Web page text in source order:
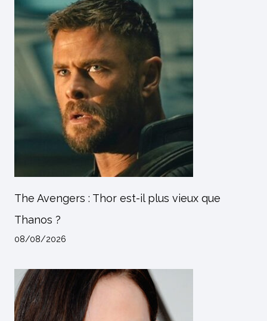
The Avengers : Thor est-il plus vieux que
Thanos ?
08/08/2026